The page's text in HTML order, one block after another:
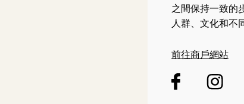
之間保持一致的
人群、文化和不
前往商戶網站